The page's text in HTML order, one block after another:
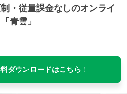
・従量課金なしのオンライ
青雲」
ダウンロードはこちら！